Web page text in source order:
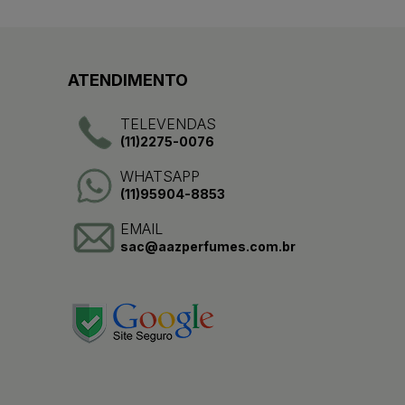
ATENDIMENTO
TELEVENDAS
(11)2275-0076
WHATSAPP
(11)95904-8853
EMAIL
sac@aazperfumes.com.br